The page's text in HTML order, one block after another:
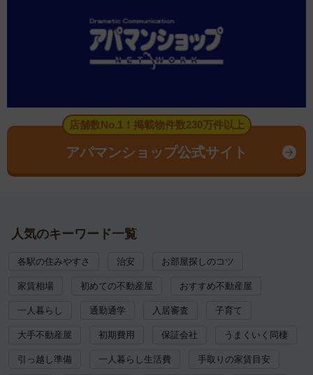
店舗数No.1！掲載物件数230万件以上
アパマンショップ公式サイト
人気のキーワード一覧
各駅の住みやすさ 治安 お部屋探しのコツ
家賃相場 初めての不動産屋 おすすめ不動産屋
一人暮らし 通勤通学 入居審査 子育て
大手不動産屋 初期費用 保証会社 うまくいく同棲
引っ越し準備 一人暮らし生活費 手取りの家賃目安